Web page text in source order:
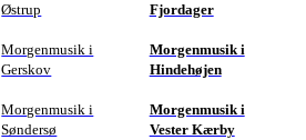
Østrup
Morgenmusik i
Gerskov
Morgenmusik i
Søndersø
Fjordager
Morgenmusik i
Hindehøjen
Morgenmusik i
Vester Kærby